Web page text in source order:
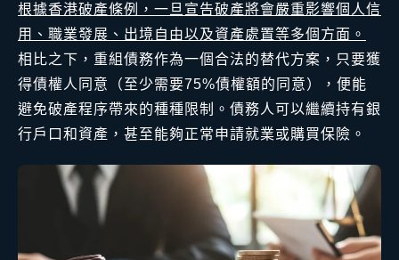
根據香港破產條例，一旦宣告破產將會嚴重影響個人信
用、職業發展、出境自由以及資產處置等多個方面。
相比之下，重組債務作為一個合法的替代方案，只要獲
得債權人同意（至少需要75%債權額的同意），便能
避免破產程序帶來的種種限制。債務人可以繼續持有銀
行戶口和資產，甚至能夠正常申請就業或購買保險。